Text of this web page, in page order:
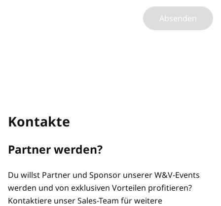
Absenden
Kontakte
Partner werden?
Du willst Partner und Sponsor unserer W&V-Events
werden und von exklusiven Vorteilen profitieren?
Kontaktiere unser Sales-Team für weitere